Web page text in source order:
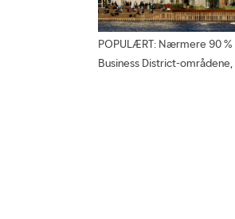
POPULÆRT: Nærmere 90
Business District-